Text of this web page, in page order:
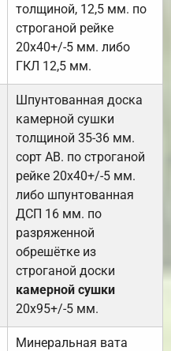
толщиной, 12,5 мм. по
строганой рейке
20х40+/-5 мм. либо
ГКЛ 12,5 мм.
Шпунтованная доска
камерной сушки
толщиной 35-36 мм.
сорт АВ. по строганой
рейке 20х40+/-5 мм.
либо шпунтованная
ДСП 16 мм. по
разряженной
обрешётке из
строганой доски
камерной сушки
20х95+/-5 мм.
Минеральная вата